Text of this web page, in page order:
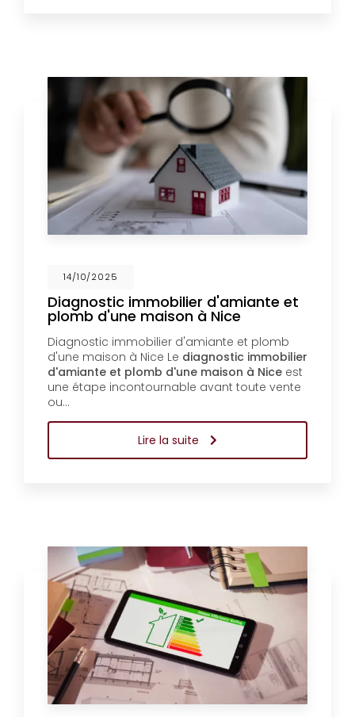
14/10/2025
Diagnostic immobilier d'amiante et
plomb d'une maison à Nice
Diagnostic immobilier d'amiante et plomb
d'une maison à Nice Le diagnostic immobilier
d'amiante et plomb d'une maison à Nice est
une étape incontournable avant toute vente
ou…
Lire la suite